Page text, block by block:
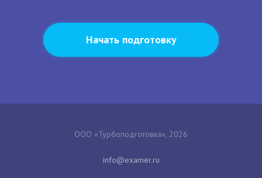
Начать подготовку
ООО «Турбоподготовка», 2026